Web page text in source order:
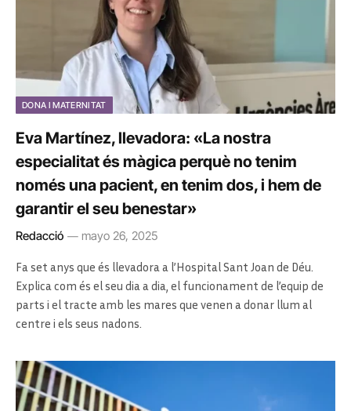
DONA I MATERNITAT
Eva Martínez, llevadora: «La nostra
especialitat és màgica perquè no tenim
només una pacient, en tenim dos, i hem de
garantir el seu benestar»
Redacció mayo 26, 2025
Fa set anys que és llevadora a l’Hospital Sant Joan de Déu.
Explica com és el seu dia a dia, el funcionament de l’equip de
parts i el tracte amb les mares que venen a donar llum al
centre i els seus nadons.